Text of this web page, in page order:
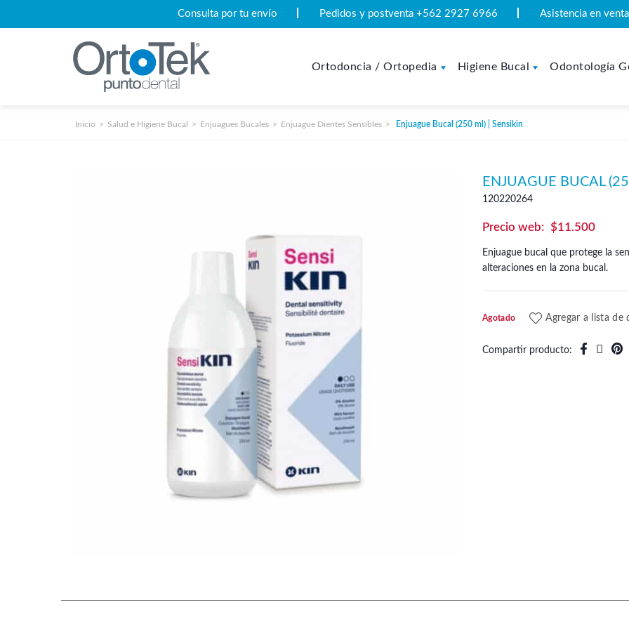
Consulta por tu envío Pedidos y postventa +562 2927 6966 Asistencia en
Ortodoncia / Ortopedia Higiene Bucal Odontología
Inicio Salud e Higiene Bucal Enjuagues Bucales Enjuague Dientes Sensibles Enjuague Bucal (250 ml) | Sensikin
ENJUAGUE BUCAL
120220264
$11.500
Enjuague bucal que protege la
alteraciones en la zona bucal.
Agotado Agregar a lista de
Compartir producto